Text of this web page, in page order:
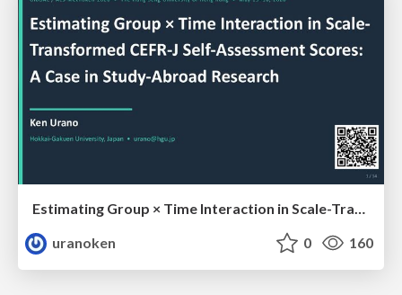
Estimating Group × Time Interaction in Scale-Transformed CEFR-J Self-Assessment Scores: A Case in Study-Abroad Research
uranoken
0 160